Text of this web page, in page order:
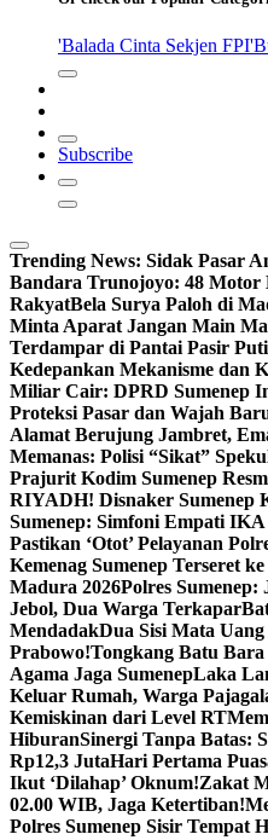
'Balada Cinta Sekjen FPI
Subscribe
Trending News: Sidak Pasar
Bandara Trunojoyo: 48 Motor
RakyatBela Surya Paloh di
Minta Aparat Jangan Main
Terdampar di Pantai Pasir
Kedepankan Mekanisme dan
Miliar Cair: DPRD Sumenep
Proteksi Pasar dan Wajah
Alamat Berujung Jambret,
Memanas: Polisi “Sikat”
Prajurit Kodim Sumenep
RIYADH! Disnaker Sumenep
Sumenep: Simfoni Empati
Pastikan ‘Otot’ Pelayanan
Kemenag Sumenep Terseret
Madura 2026Polres
Jebol, Dua Warga Terkapar
MendadakDua Sisi Mata
Prabowo!Tongkang Batu
Agama Jaga SumenepLaka
Keluar Rumah, Warga
Kemiskinan dari Level RT
HiburanSinergi Tanpa Batas:
Rp12,3 JutaHari Pertama
Ikut ‘Dilahap’ Oknum!Zakat
02.00 WIB, Jaga Ketertiban!
Polres Sumenep Sisir Tempat